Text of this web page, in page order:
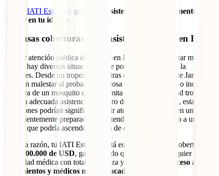
IATI Estándar , garantizas
asistencia en todo momento, sin
costo y en tu idioma .
Extensas coberturas para asistencia médica en Brasil
Recibir atención médica de calidad en Brasil puede resultar muy
caro, y hay diversas situaciones que podrían requerir que la
necesites. Desde un tropezón mientras caminas por Rio de Janeiro,
hasta un malestar al probar la deliciosa comida brasileña, o incluso la
picadura de un mosquito que transmita alguna enfermedad tropical.
Sin una adecuada asistencia y seguro de viaje para Brasil, estas
situaciones podrían significar recibir atención deficiente en un centro
insuficientemente preparado para atender tu caso, sumado a una
factura que podría ascender a miles de dólares.
Por esta razón, tu IATI Estándar está equipado con una cobertura de
100.000 de USD, garantizando que enfrentes cualquier tipo de
necesidad médica con total confianza y te asegures el
acceso a los
tratamientos y médicos más destacados de Brasil